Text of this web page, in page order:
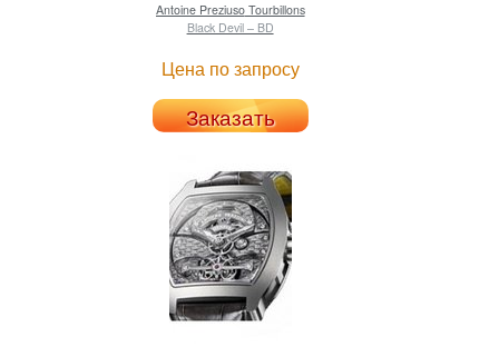
Antoine PreziusoTourbillons
Black Devil – BD
Цена по запросу
Заказать